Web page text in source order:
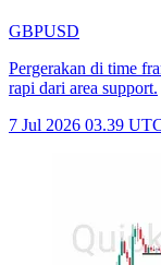
GBPUSD
Pergerakan di time
rapi dari area support.
7 Jul 2026 03.39